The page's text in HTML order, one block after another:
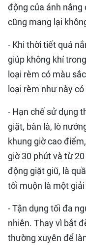
THỂ THAO
DU LỊCH
HỒ SƠ - TƯ LIỆU
NHÂN DÂN ĐIỆN TỬ
NHÂN DÂN HẰNG
NHÂN DÂN CUỐI
động của ánh nắng
cũng mang lại
- Khi thời tiết quá
giúp không khí
loại rèm có màu
loại rèm như này
- Hạn chế sử dụng
giặt, bàn là, lò
khung giờ cao
giờ 30 phút và từ
động giặt giũ, là
tối muộn là một
- Tận dụng tối đa
nhiên. Thay vì bật
thường xuyên để